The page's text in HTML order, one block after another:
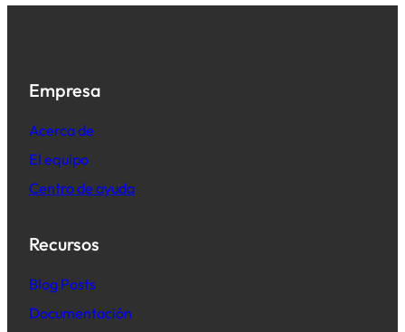
Empresa
Acerca de
El equipo
Centro de ayuda
Recursos
Blog Posts
Documentación